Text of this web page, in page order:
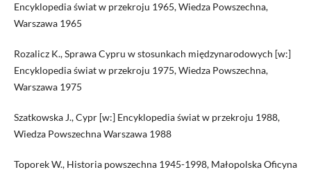
Encyklopedia świat w przekroju 1965, Wiedza Powszechna,
Warszawa 1965
Rozalicz K., Sprawa Cypru w stosunkach międzynarodowych [w:]
Encyklopedia świat w przekroju 1975, Wiedza Powszechna,
Warszawa 1975
Szatkowska J., Cypr [w:] Encyklopedia świat w przekroju 1988,
Wiedza Powszechna Warszawa 1988
Toporek W., Historia powszechna 1945-1998, Małopolska Oficyna